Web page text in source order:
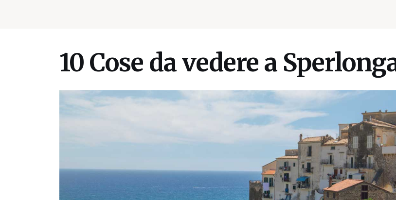
10 Cose da vedere a